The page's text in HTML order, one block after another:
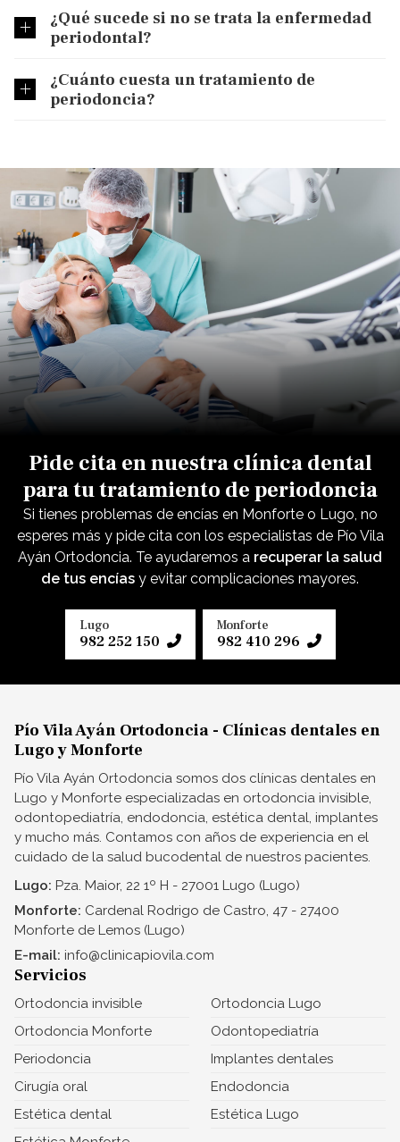
¿Qué sucede si no se trata la enfermedad
periodontal?
¿Cuánto cuesta un tratamiento de
periodoncia?
Pide cita en nuestra clínica dental
para tu tratamiento de periodoncia
Si tienes problemas de encías en Monforte o Lugo, no
esperes más y pide cita con los especialistas de Pío Vila
Ayán Ortodoncia. Te ayudaremos a recuperar la salud
de tus encías y evitar complicaciones mayores.
Lugo
982 252 150
Monforte
982 410 296
Pío Vila Ayán Ortodoncia - Clínicas dentales en
Lugo y Monforte
Pío Vila Ayán Ortodoncia somos dos clínicas dentales en
Lugo y Monforte especializadas en ortodoncia invisible,
odontopediatría, endodoncia, estética dental, implantes
y mucho más. Contamos con años de experiencia en el
cuidado de la salud bucodental de nuestros pacientes.
Lugo: Pza. Maior, 22 1º H - 27001 Lugo (Lugo)
Monforte: Cardenal Rodrigo de Castro, 47 - 27400
Monforte de Lemos (Lugo)
E-mail: info@clinicapiovila.com
Servicios
Ortodoncia invisible
Ortodoncia Lugo
Ortodoncia Monforte
Odontopediatría
Periodoncia
Implantes dentales
Cirugía oral
Endodoncia
Estética dental
Estética Lugo